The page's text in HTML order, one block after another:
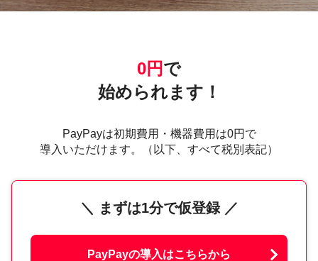
0円で
始められます！
PayPayは初期費用・機器費用は0円で
導入いただけます。（以下、すべて税別表記）
＼ まずは1分で仮登録 ／
PayPayの導入はこちらから